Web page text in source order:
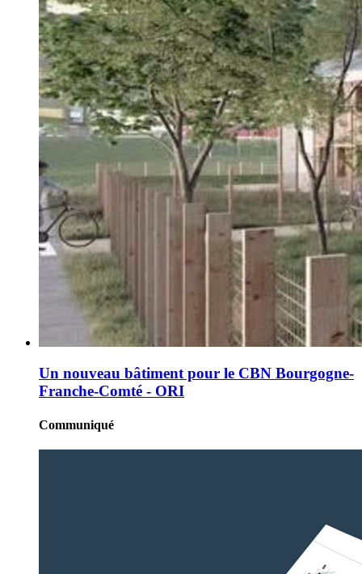
Un nouveau bâtiment pour le CBN Bourgogne-
Franche-Comté - ORI
Communiqué